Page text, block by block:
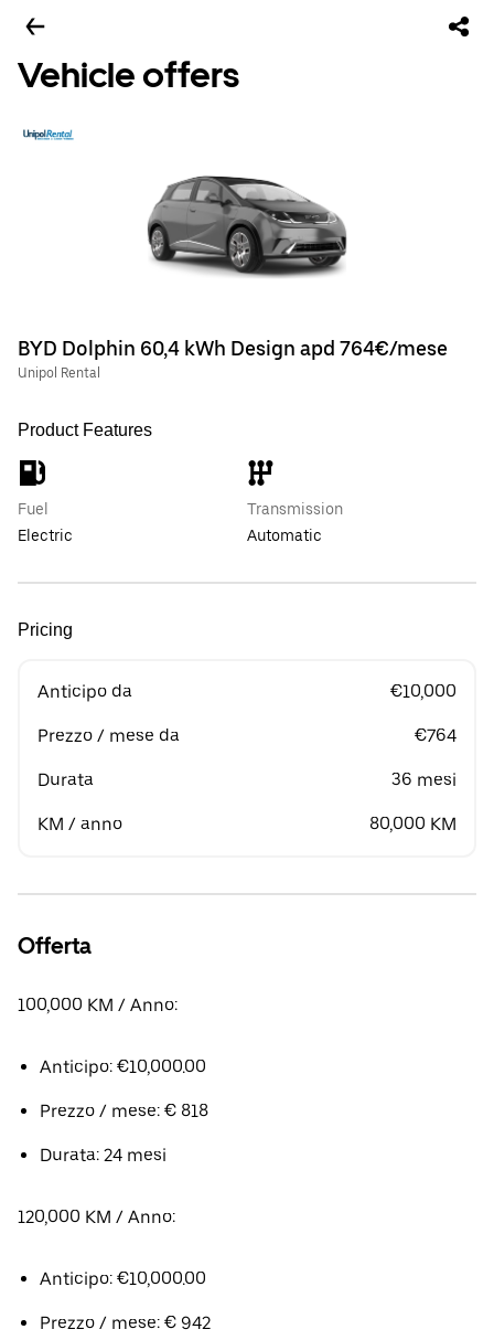
Vehicle offers
BYD Dolphin 60,4 kWh Design apd 764€/mese
Unipol Rental
Product Features
Fuel
Electric
Transmission
Automatic
Pricing
Anticipo da €10,000
Prezzo / mese da €764
Durata 36 mesi
KM / anno 80,000 KM
Offerta
100,000 KM / Anno:
Anticipo: €10,000.00
Prezzo / mese: € 818
Durata: 24 mesi
120,000 KM / Anno:
Anticipo: €10,000.00
Prezzo / mese: € 942